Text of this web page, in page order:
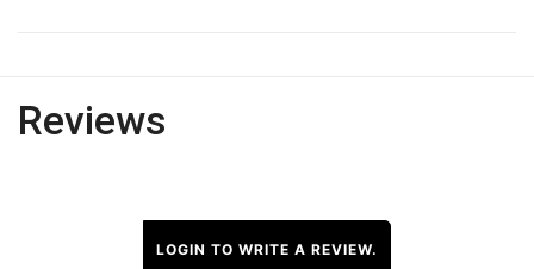
Reviews
LOGIN TO WRITE A REVIEW.